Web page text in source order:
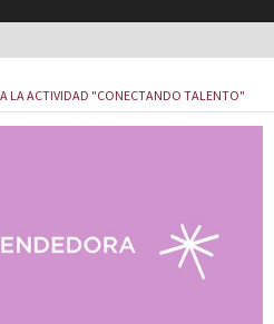
A LA ACTIVIDAD "CONECTANDO TALENTO"